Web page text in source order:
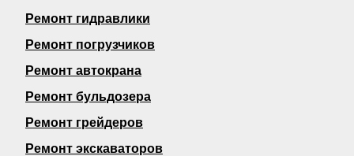
Ремонт гидравлики
Ремонт погрузчиков
Ремонт автокрана
Ремонт бульдозера
Ремонт грейдеров
Ремонт экскаваторов